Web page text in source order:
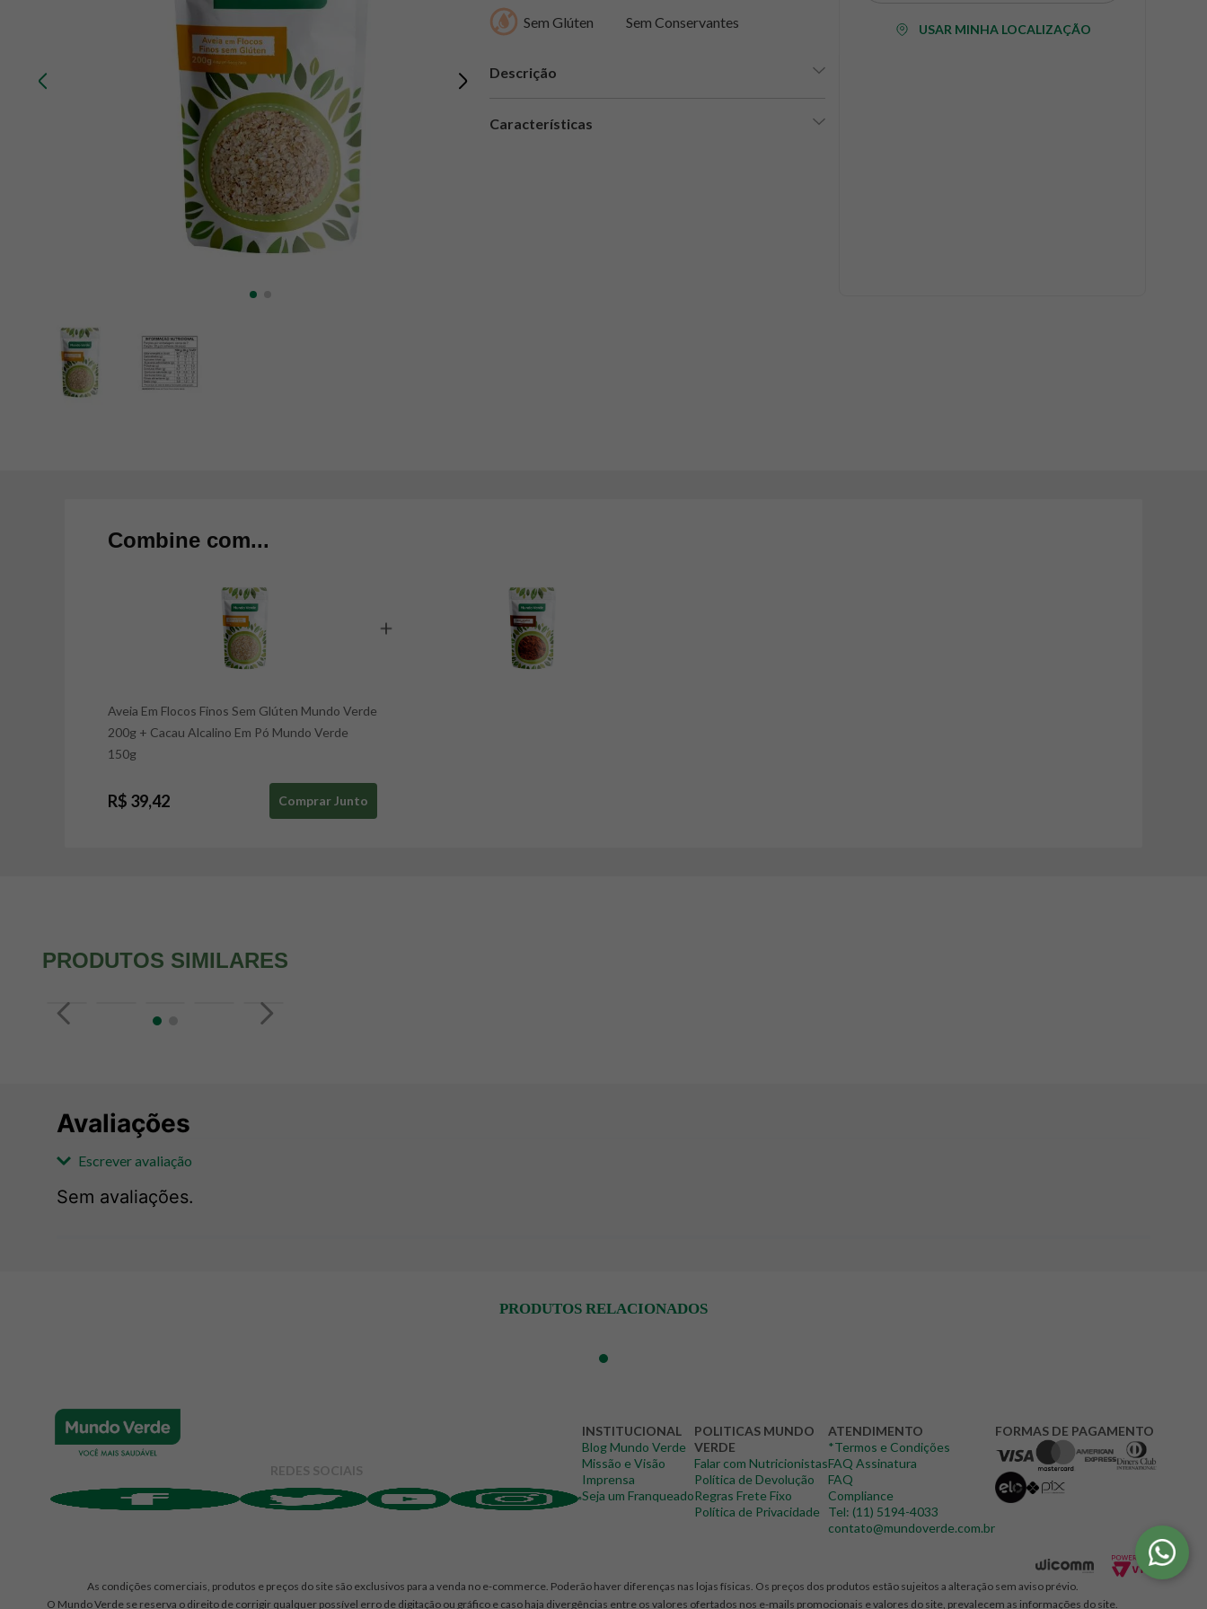
Sem Glúten Sem Conservantes
Descrição
Características
USAR MINHA LOCALIZAÇÃO
Combine com...
Aveia Em Flocos Finos Sem Glúten Mundo Verde
200g + Cacau Alcalino Em Pó Mundo Verde
150g
R$ 39,42 Comprar Junto
PRODUTOS SIMILARES
Avaliações
Escrever avaliação
Sem avaliações.
PRODUTOS RELACIONADOS
REDES SOCIAIS
INSTITUCIONAL
Blog Mundo Verde
Missão e Visão
Imprensa
Seja um Franqueado
POLITICAS MUNDO
VERDE
Falar com Nutricionistas
Política de Devolução
Regras Frete Fixo
Política de Privacidade
ATENDIMENTO
*Termos e Condições
FAQ Assinatura
FAQ
Compliance
Tel: (11) 5194-4033
contato@mundoverde.com.br
FORMAS DE PAGAMENTO
As condições comerciais, produtos e preços do site são exclusivos para a venda no e-commerce. Poderão haver diferenças nas lojas físicas. Os preços dos produtos estão sujeitos a alteração sem aviso prévio.
O Mundo Verde se reserva o direito de corrigir qualquer possível erro de digitação ou gráfico e caso haja divergências entre os valores ofertados nos e-mails promocionais e valores do site, prevalecem as informações do site.
chá